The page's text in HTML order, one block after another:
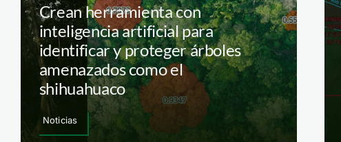
Crean herramienta con
inteligencia artificial para
identificar y proteger árboles
amenazados como el
shihuahuaco
Noticias